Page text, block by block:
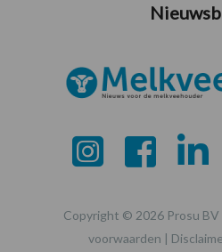
Copyright © 2026 Prosu BV
voorwaarden |